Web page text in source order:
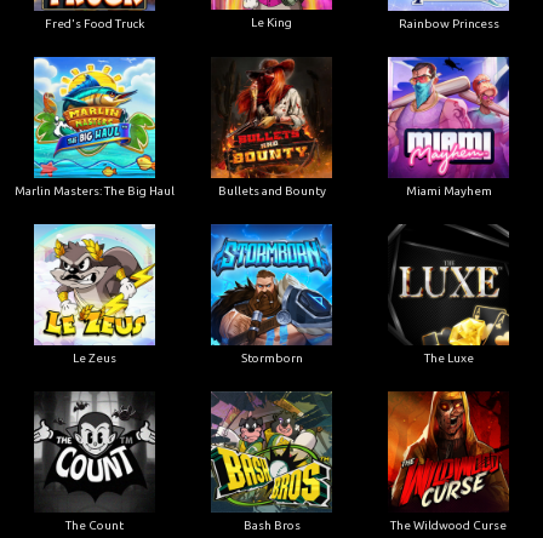
Fred's Food Truck Le King Rainbow Princess
Marlin Masters: The Big Haul Bullets and Bounty Miami Mayhem
Le Zeus Stormborn The Luxe
The Count Bash Bros The Wildwood Curse